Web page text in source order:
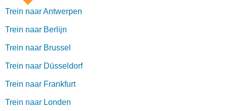
Trein naar Antwerpen
Trein naar Berlijn
Trein naar Brussel
Trein naar Düsseldorf
Trein naar Frankfurt
Trein naar Londen